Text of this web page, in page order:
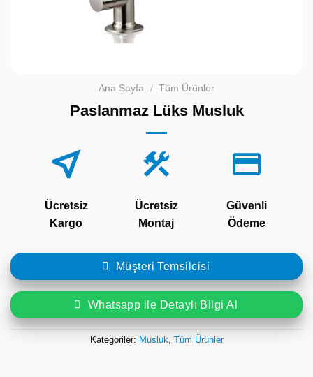
Ana Sayfa / Tüm Ürünler
Paslanmaz Lüks Musluk
Ücretsiz
Kargo
Ücretsiz
Montaj
Güvenli
Ödeme
Müşteri Temsilcisi
Whatsapp ile Detaylı Bilgi Al
Kategoriler: Musluk, Tüm Ürünler